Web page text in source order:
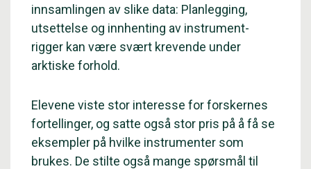
innsamlingen av slike data: Planlegging,
utsettelse og innhenting av instrument-
rigger kan være svært krevende under
arktiske forhold.
Elevene viste stor interesse for forskernes
fortellinger, og satte også stor pris på å få se
eksempler på hvilke instrumenter som
brukes. De stilte også mange spørsmål til